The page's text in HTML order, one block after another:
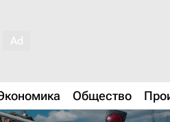
Общество